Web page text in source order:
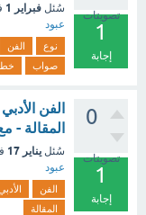
تصويتات
1
إجابة
سُئل فبراير 1
عبود
نوع الفن
صواب
0
تصويتات
1
إجابة
الفن
المقالة -
سُئل يناير 17
عبود
الفن
المقالة